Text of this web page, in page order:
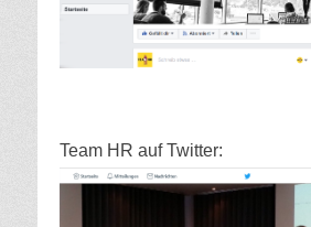
Team HR auf Twitter: